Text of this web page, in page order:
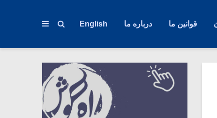
قوانین ما درباره ما English